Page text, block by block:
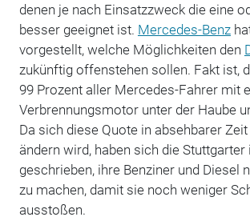
denen je nach Einsatzzweck die eine
besser geeignet ist. Mercedes-Benz
vorgestellt, welche Möglichkeiten den
zukünftig offenstehen sollen. Fakt ist,
99 Prozent aller Mercedes-Fahrer mit
Verbrennungsmotor unter der Haube
Da sich diese Quote in absehbarer
ändern wird, haben sich die
geschrieben, ihre Benziner und Diesel
zu machen, damit sie noch weniger
ausstoßen.